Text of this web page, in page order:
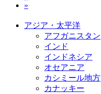
ペ
ジ
定
ー
»
アジア・太平洋
アフガニスタン
インド
インドネシア
オセアニア
カシミール地方
カナッキー